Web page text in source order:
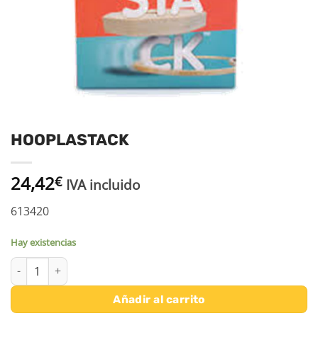
HOOPLASTACK
24,42€ IVA incluido
613420
Hay existencias
HOOPLASTACK cantidad
Añadir al carrito